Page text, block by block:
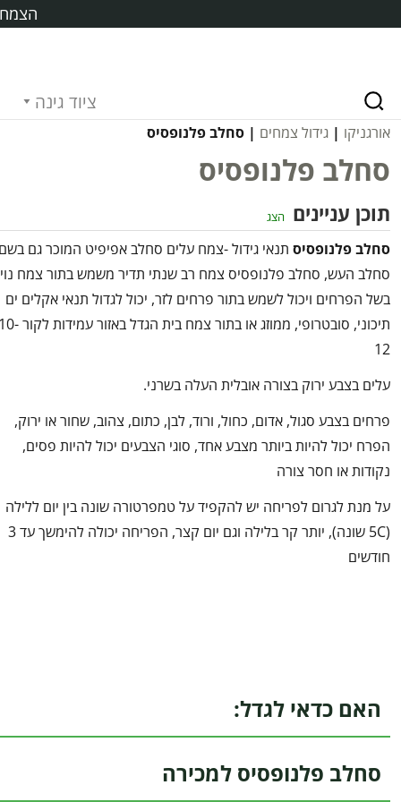
הצמח
ציוד גינה
אורגניקו | גידול צמחים | סחלב פלנופסיס
סחלב פלנופסיס
תוכן עניינים הצג
סחלב פלנופסיס תנאי גידול -צמח עלים סחלב אפיפיט המוכר גם בשם
סחלב העש, סחלב פלנופסיס צמח רב שנתי תדיר משמש בתור צמח נוי
בשל הפרחים ויכול לשמש בתור פרחים לזר, יכול לגדול תנאי אקלים ים
תיכוני, סובטרופי, ממוזג או בתור צמח בית הגדל באזור עמידות לקור 10-
12
עלים בצבע ירוק בצורה אובלית העלה בשרני.
פרחים בצבע סגול, אדום, כחול, ורוד, לבן, כתום, צהוב, שחור או ירוק,
הפרח יכול להיות ביותר מצבע אחד, סוגי הצבעים יכול להיות פסים,
נקודות או חסר צורה
על מנת לגרום לפריחה יש להקפיד על טמפרטורה שונה בין יום ללילה
(5C שונה), יותר קר בלילה וגם יום קצר, הפריחה יכולה להימשך עד 3
חודשים
האם כדאי לגדל:
סחלב פלנופסיס למכירה